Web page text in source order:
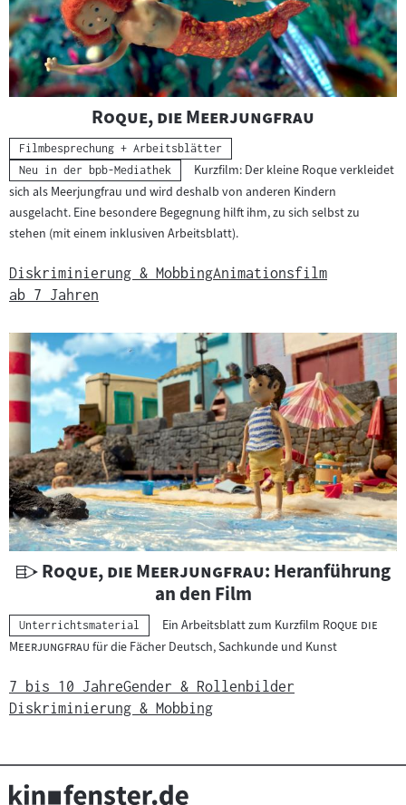
"
Roque, die Meerjungfrau
Kategorie:
Filmbesprechung + Arbeitsblätter
Neu in der bpb-Mediathek
Kurzfilm: Der kleine Roque verkleidet
sich als Meerjungfrau und wird deshalb von anderen Kindern
ausgelacht. Eine besondere Begegnung hilft ihm, zu sich selbst zu
stehen (mit einem inklusiven Arbeitsblatt).
Diskriminierung & MobbingAnimationsfilm
ab 7 Jahren
U
t
e
r
i
t
s
"
Roque, die Meerjungfrau": Heranführung
an den Film
Kategorie:
Unterrichtsmaterial Ein Arbeitsblatt zum Kurzfilm "Roque die
Meerjungfrau "für die Fächer Deutsch, Sachkunde und Kunst
7 bis 10 JahreGender & Rollenbilder
Diskriminierung & Mobbing